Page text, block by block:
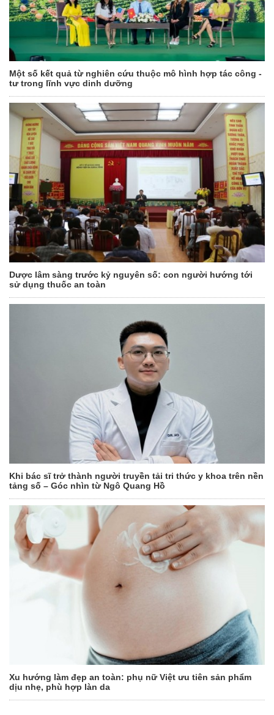
Một số kết quả từ nghiên cứu thuộc mô hình hợp tác công -
tư trong lĩnh vực dinh dưỡng
Dược lâm sàng trước kỷ nguyên số: con người hướng tới
sử dụng thuốc an toàn
Khi bác sĩ trở thành người truyền tải tri thức y khoa trên nền
tảng số – Góc nhìn từ Ngô Quang Hồ
Xu hướng làm đẹp an toàn: phụ nữ Việt ưu tiên sản phẩm
dịu nhẹ, phù hợp làn da